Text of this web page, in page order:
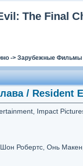
The Final
-> Зарубежные Фильмы
/ Resident
Impact
Робертс, Онь